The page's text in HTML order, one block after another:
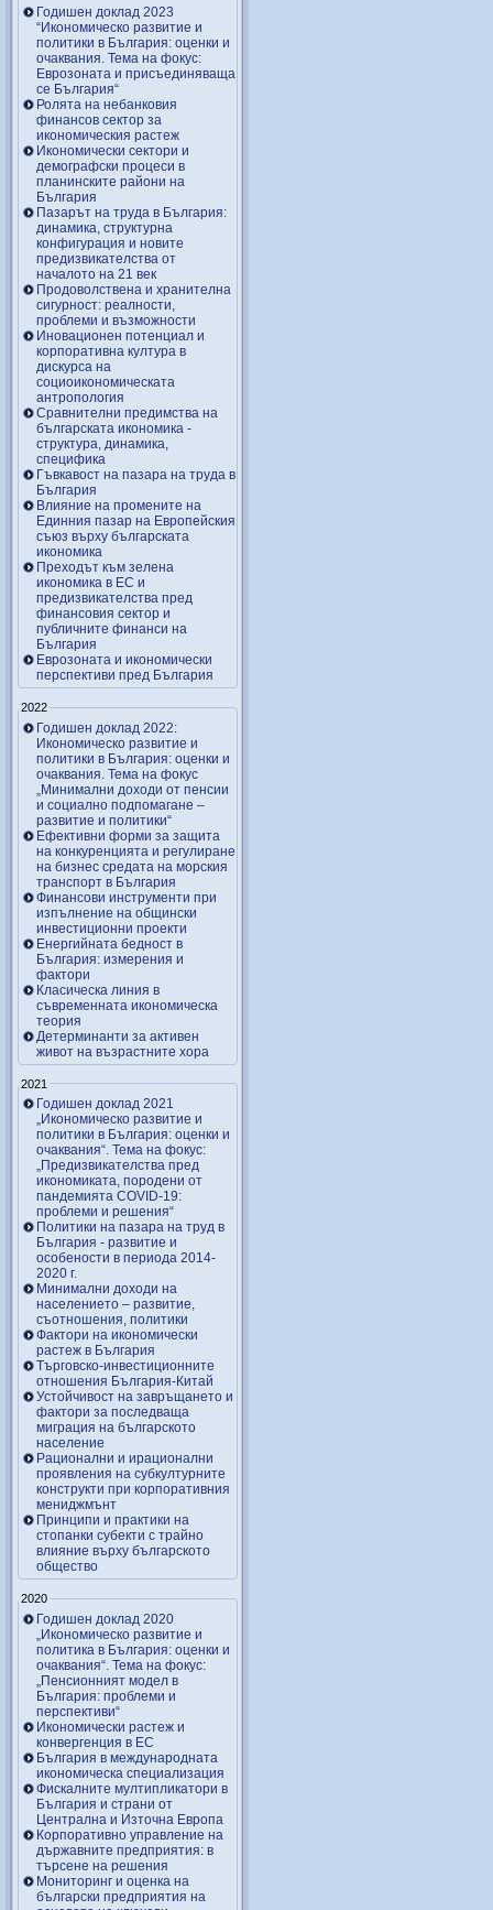
Годишен доклад 2023
“Икономическо развитие и
политики в България: оценки и
очаквания. Тема на фокус:
Еврозоната и присъединяваща
се България“
Ролята на небанковия
финансов сектор за
икономическия растеж
Икономически сектори и
демографски процеси в
планинските райони на
България
Пазарът на труда в България:
динамика, структурна
конфигурация и новите
предизвикателства от
началото на 21 век
Продоволствена и хранителна
сигурност: реалности,
проблеми и възможности
Иновационен потенциал и
корпоративна култура в
дискурса на
социоикономическата
антропология
Сравнителни предимства на
българската икономика -
структура, динамика,
специфика
Гъвкавост на пазара на труда в
България
Влияние на промените на
Единния пазар на Европейския
съюз върху българската
икономика
Преходът към зелена
икономика в ЕС и
предизвикателства пред
финансовия сектор и
публичните финанси на
България
Еврозоната и икономически
перспективи пред България
2022
Годишен доклад 2022:
Икономическо развитие и
политики в България: оценки и
очаквания. Тема на фокус
„Минимални доходи от пенсии
и социално подпомагане –
развитие и политики“
Ефективни форми за защита
на конкуренцията и регулиране
на бизнес средата на морския
транспорт в България
Финансови инструменти при
изпълнение на общински
инвестиционни проекти
Енергийната бедност в
България: измерения и
фактори
Класическа линия в
съвременната икономическа
теория
Детерминанти за активен
живот на възрастните хора
2021
Годишен доклад 2021
„Икономическо развитие и
политики в България: оценки и
очаквания“. Тема на фокус:
„Предизвикателства пред
икономиката, породени от
пандемията COVID-19:
проблеми и решения“
Политики на пазара на труд в
България - развитие и
особености в периода 2014-
2020 г.
Минимални доходи на
населението – развитие,
съотношения, политики
Фактори на икономически
растеж в България
Търговско-инвестиционните
отношения България-Китай
Устойчивост на завръщането и
фактори за последваща
миграция на българското
население
Рационални и ирационални
проявления на субкултурните
конструкти при корпоративния
мениджмънт
Принципи и практики на
стопанки субекти с трайно
влияние върху българското
общество
2020
Годишен доклад 2020
„Икономическо развитие и
политика в България: оценки и
очаквания“. Тема на фокус:
„Пенсионният модел в
България: проблеми и
перспективи“
Икономически растеж и
конвергенция в ЕС
България в международната
икономическа специализация
Фискалните мултипликатори в
България и страни от
Централна и Източна Европа
Корпоративно управление на
държавните предприятия: в
търсене на решения
Мониторинг и оценка на
български предприятия на